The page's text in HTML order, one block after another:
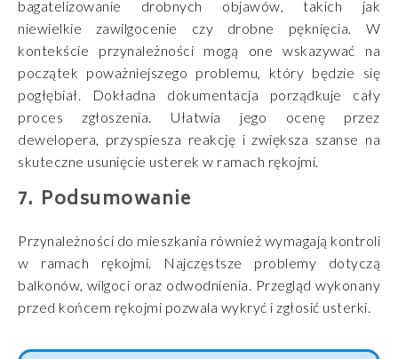
bagatelizowanie drobnych objawów, takich jak
niewielkie zawilgocenie czy drobne pęknięcia. W
kontekście przynależności mogą one wskazywać na
początek poważniejszego problemu, który będzie się
pogłębiał. Dokładna dokumentacja porządkuje cały
proces zgłoszenia. Ułatwia jego ocenę przez
dewelopera, przyspiesza reakcję i zwiększa szanse na
skuteczne usunięcie usterek w ramach rękojmi.
Podsumowanie
Przynależności do mieszkania również wymagają kontroli
w ramach rękojmi. Najczęstsze problemy dotyczą
balkonów, wilgoci oraz odwodnienia. Przegląd wykonany
przed końcem rękojmi pozwala wykryć i zgłosić usterki.